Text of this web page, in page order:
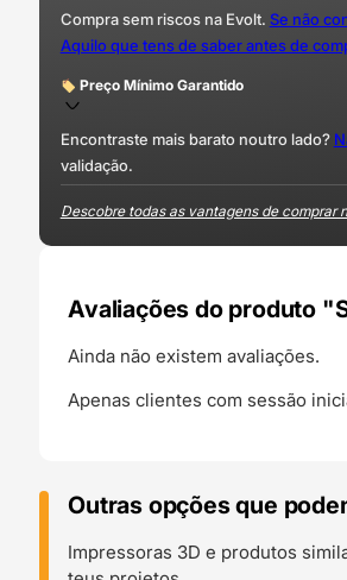
Compra sem riscos na Evolt. Se não
Aquilo que tens de saber antes de
Preço Mínimo Garantido
Encontraste mais barato noutro lado?
validação.
Descobre todas as vantagens de comprar
Avaliações do produto
Ainda não existem avaliações.
Apenas clientes com sessão
Outras opções que
Impressoras 3D e produtos